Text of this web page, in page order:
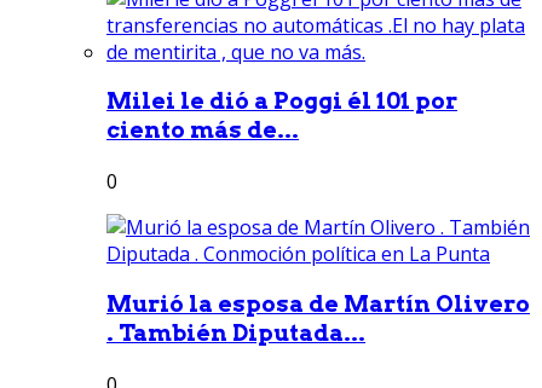
Milei le dió a Poggi él 101 por
ciento más de...
0
Murió la esposa de Martín Olivero
. También Diputada...